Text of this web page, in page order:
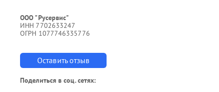
ООО "Русервис"
ИНН 7702633247
ОГРН 1077746335776
Оставить отзыв
Поделиться в соц. сетях: